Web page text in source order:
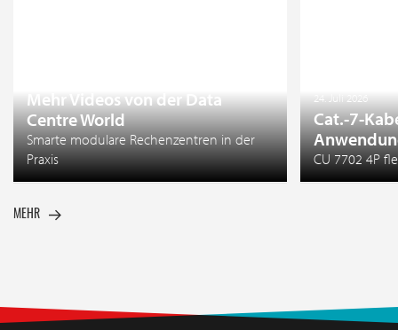
Mehr Videos von der Data
Centre World
Smarte modulare Rechenzentren in der
Praxis
24. Juli 2026
Cat.-7-
CU 7702 4P
MEHR